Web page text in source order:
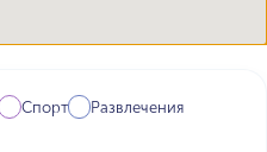
Спорт
Развлечения